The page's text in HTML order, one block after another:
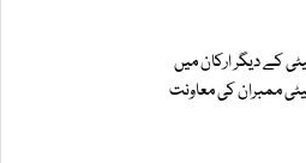
کے دیگر ارکان میں
ممبران کی معاونت